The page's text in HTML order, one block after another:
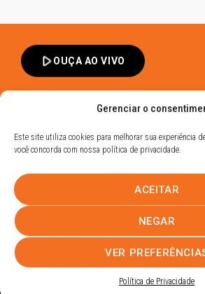
Gerenciar o
Este site utiliza cookies para melhorar sua experiência
você concorda com nossa política de privacidade.
ACEITAR
NEGAR
VER
Política de Privacidade
play_arrowOUÇA AO VIVO
Política de Privacidade
UHOST
PROMOÇÕESEQUIPENOTÍCIASCONTATO